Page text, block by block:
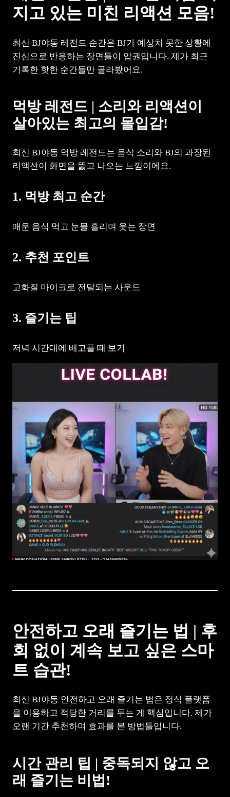
지고 있는 미친 리액션 모음!
최신 BJ야동 레전드 순간은 BJ가 예상치 못한 상황에
진심으로 반응하는 장면들이 압권입니다. 제가 최근
기록한 핫한 순간들만 골라봤어요.
먹방 레전드 | 소리와 리액션이
살아있는 최고의 몰입감!
최신 BJ야동 먹방 레전드는 음식 소리와 BJ의 과장된
리액션이 화면을 뚫고 나오는 느낌이에요.
1. 먹방 최고 순간
매운 음식 먹고 눈물 흘리며 웃는 장면
2. 추천 포인트
고화질 마이크로 전달되는 사운드
3. 즐기는 팁
저녁 시간대에 배고플 때 보기
안전하고 오래 즐기는 법 | 후
회 없이 계속 보고 싶은 스마
트 습관!
최신 BJ야동 안전하고 오래 즐기는 법은 정식 플랫폼
을 이용하고 적당한 거리를 두는 게 핵심입니다. 제가
오랜 기간 추천하며 효과를 본 방법들입니다.
시간 관리 팁 | 중독되지 않고 오
래 즐기는 비법!